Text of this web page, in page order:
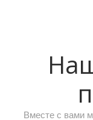
Вместе с вами